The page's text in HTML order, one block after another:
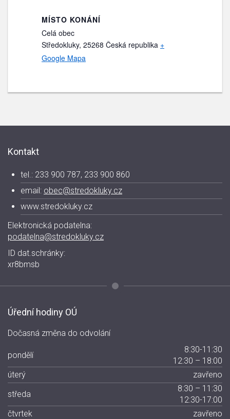
MÍSTO KONÁNÍ
Celá obec
Středokluky, 25268 Česká republika +
Google Mapa
Kontakt
tel.: 233 900 787, 233 900 860
email: obec@stredokluky.cz
www.stredokluky.cz
Elektronická podatelna:
podatelna@stredokluky.cz
ID dat.schránky:
xr8bmsb
Úřední hodiny OÚ
Dočasná změna do odvolání
pondělí
8:30-11:30
12:30 – 18:00
úterý
zavřeno
středa
8:30 – 11:30
12:30-17:00
čtvrtek
zavřeno